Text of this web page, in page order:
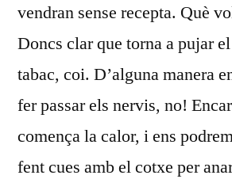
vendran sense recepta. Què
Doncs clar que torna a pujar
tabac, coi. D’alguna manera
fer passar els nervis, no!
comença la calor, i ens
fent cues amb el cotxe per